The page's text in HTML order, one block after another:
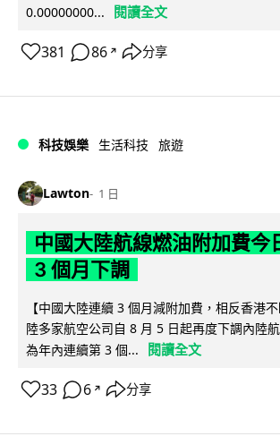
0.00000000...
閱讀全文
381 86 ↗ 分享
科技娛樂 生活科技 旅遊
Lawton 1 日
中國大陸航線燃油附加費今
3 個月下調
【中國大陸連續 3 個月減附加費，相反香港
陸多家航空公司自 8 月 5 日起再度下調內陸
為年內連續第 3 個...
閱讀全文
33 6 ↗ 分享